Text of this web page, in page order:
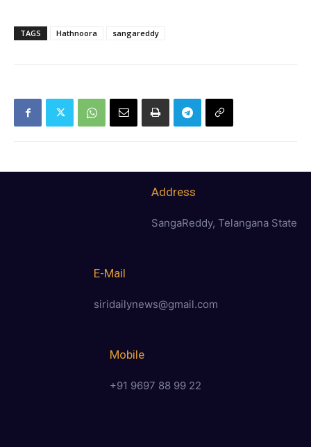
TAGS Hathnoora sangareddy
Address
SangaReddy, Telangana State
E-Mail
siridailynews@gmail.com
Mobile
+91 9697 88 99 22